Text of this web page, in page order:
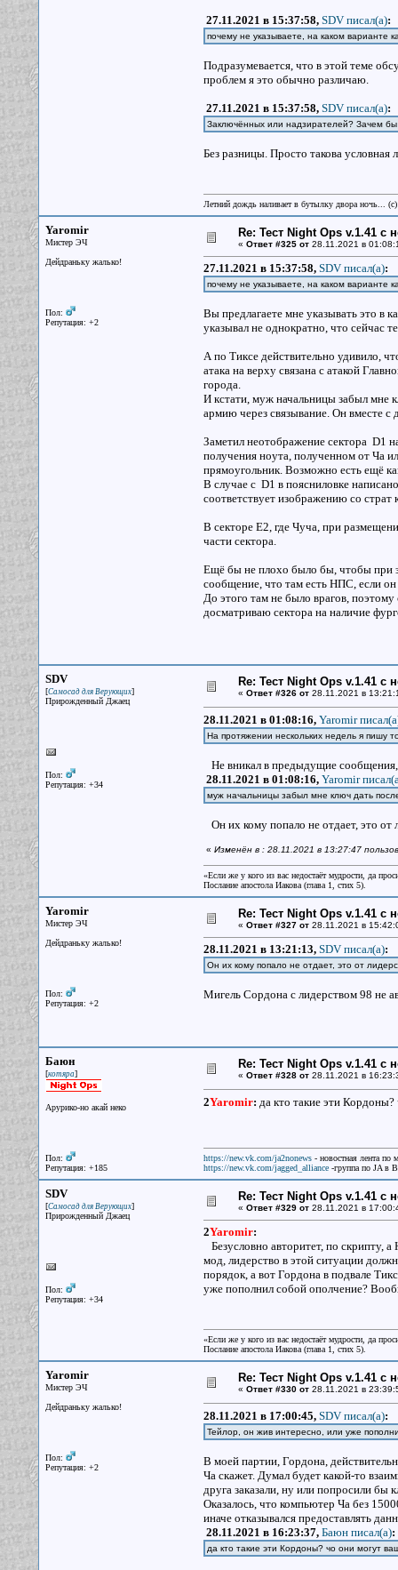
27.11.2021 в 15:37:58, SDV писал(a):
почему не указываете, на каком варианте
Подразумевается, что в этой теме
проблем я это обычно различаю.
27.11.2021 в 15:37:58, SDV писал(a):
Заключённых или надзирателей? Зачем
Без разницы. Просто такова условная
Летний дождь наливает в бутылку двора ночь...
Yaromir
Мистер ЭЧ
Дейдраньку жалько!
Пол:
Репутация: +2
Re: Тест Night Ops v.1.41 с
« Ответ #325 от28.11.2021 в
27.11.2021 в 15:37:58, SDV писал(a):
почему не указываете, на каком варианте
Вы предлагаете мне указывать это в
указывал не однократно, что сейчас
А по Тиксе действительно удивило,
атака на верху связана с атакой
города.
И кстати, муж начальницы забыл мне
армию через связывание. Он вместе с
Заметил неотображение сектора D1
получения ноута, полученном от Ча
прямоугольник. Возможно есть ещё
В случае с D1 в поясниловке
соответствует изображению со
В секторе Е2, где Чуча, при
части сектора.
Ещё бы не плохо было бы, чтобы при
сообщение, что там есть НПС, если
До этого там не было врагов,
досматриваю сектора на наличие
SDV
[Самосад для Верующих]
Прирожденный Джаец
Пол:
Репутация: +34
Re: Тест Night Ops v.1.41 с
« Ответ #326 от28.11.2021 в
28.11.2021 в 01:08:16, Yaromir
На протяжении нескольких недель я пишу
Не вникал в предыдущие сообщения,
28.11.2021 в 01:08:16, Yaromir
муж начальницы забыл мне ключ дать
Он их кому попало не отдает, это от
« Изменён в : 28.11.2021 в 13:27:47
«Если же у кого из вас недостаёт мудрости, да
Послание апостола Иакова (глава 1, стих 5).
Yaromir
Мистер ЭЧ
Дейдраньку жалько!
Пол:
Репутация: +2
Re: Тест Night Ops v.1.41 с
« Ответ #327 от28.11.2021 в
28.11.2021 в 13:21:13, SDV писал(a):
Он их кому попало не отдает, это от
Мигель Сордона с лидерством 98 не
Баюн
[котяра]
Арурико-но акай неко
Пол:
Репутация: +185
Re: Тест Night Ops v.1.41 с
« Ответ #328 от28.11.2021 в
2Yaromir: да кто такие эти
https://new.vk.com/ja2nonews- новостная лента по
https://new.vk.com/jagged_alliance-группа по JA в
SDV
[Самосад для Верующих]
Прирожденный Джаец
Пол:
Репутация: +34
Re: Тест Night Ops v.1.41 с
« Ответ #329 от28.11.2021 в
2Yaromir:
Безусловно авторитет, по скрипту,
мод, лидерство в этой ситуации
порядок, а вот Гордона в подвале
уже пополнил собой ополчение?
«Если же у кого из вас недостаёт мудрости, да
Послание апостола Иакова (глава 1, стих 5).
Yaromir
Мистер ЭЧ
Дейдраньку жалько!
Пол:
Репутация: +2
Re: Тест Night Ops v.1.41 с
« Ответ #330 от28.11.2021 в
28.11.2021 в 17:00:45, SDV писал(a):
Тейлор, он жив интересно, или уже
В моей партии, Гордона,
Ча скажет. Думал будет какой-то
друга заказали, ну или попросили бы
Оказалось, что компьютер Ча без
иначе отказывался предоставлять
28.11.2021 в 16:23:37, Баюн писал(a):
да кто такие эти Кордоны? чо они могут